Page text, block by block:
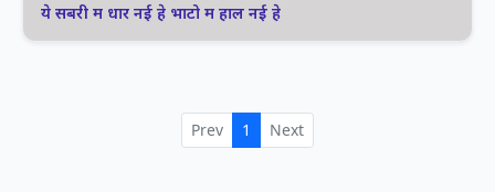
ये सबरी म धार नई हे भाटो म हाल नई हे
Prev 1 Next